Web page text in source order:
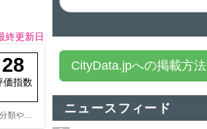
終更新日
28
価指数
長野県全市町村における地域分類を読み仮名も添えて作成してみました． 気象庁の分類や，豪雪指定，交流周波数（60Hz/50Hz）の情報も付加してあります．住所と緯度経度情報の入力が完了したので改めてアップロードしました． *広域連合の情報を追加しました（2014.11.29）
CityData.jpへの掲載方法
ニュースフィード